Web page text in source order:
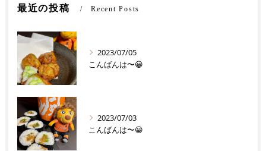
最近の投稿 Recent Posts
2023/07/05
こんばんは〜😀
2023/07/03
こんばんは〜😀